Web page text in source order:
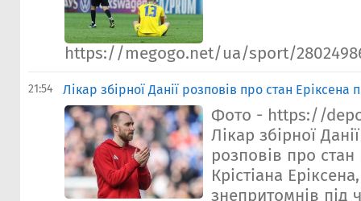
https://megogo.net/ua/sport/
21:54 Лiкар збірної Данії розповів про стан Еріксена
Фото - https://
Лікар збірної
розповів про стан
Крістіана
знепритомнів під